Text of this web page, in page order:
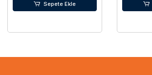
Sepete Ekle